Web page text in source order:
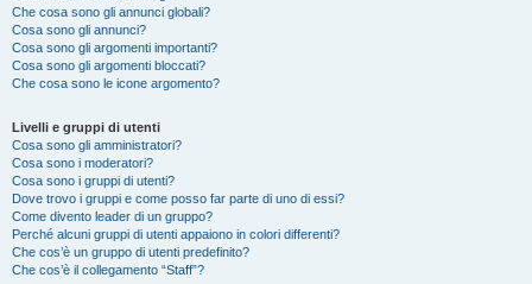
Che cosa sono gli annunci globali?
Cosa sono gli annunci?
Cosa sono gli argomenti importanti?
Cosa sono gli argomenti bloccati?
Che cosa sono le icone argomento?
Livelli e gruppi di utenti
Cosa sono gli amministratori?
Cosa sono i moderatori?
Cosa sono i gruppi di utenti?
Dove trovo i gruppi e come posso far parte di uno di essi?
Come divento leader di un gruppo?
Perché alcuni gruppi di utenti appaiono in colori differenti?
Che cos’è un gruppo di utenti predefinito?
Che cos’è il collegamento “Staff”?